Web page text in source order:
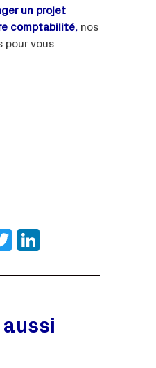
un projet
comptabilité,nos
pour vous
Twitter
aussi